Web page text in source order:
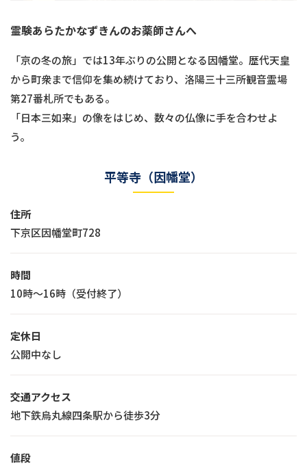
霊験あらたかなずきんのお薬師さんへ
「京の冬の旅」では13年ぶりの公開となる因幡堂。歴代天皇
から町衆まで信仰を集め続けており、洛陽三十三所観音霊場
第27番札所でもある。
「日本三如来」の像をはじめ、数々の仏像に手を合わせよ
う。
平等寺（因幡堂）
住所
下京区因幡堂町728
時間
10時～16時（受付終了）
定休日
公開中なし
交通アクセス
地下鉄烏丸線四条駅から徒歩3分
値段